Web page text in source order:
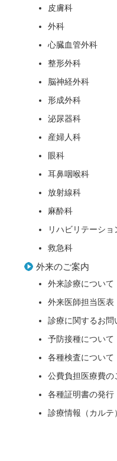
皮膚科
外科
心臓血管外科
整形外科
脳神経外科
形成外科
泌尿器科
産婦人科
眼科
耳鼻咽喉科
放射線科
麻酔科
リハビリテーショ
救急科
外来のご案内
外来診療について
外来医師担当医表
診療に関するお問
予防接種について
各種検査について
公費負担医療費の
各種証明書の発行
診療情報（カルテ